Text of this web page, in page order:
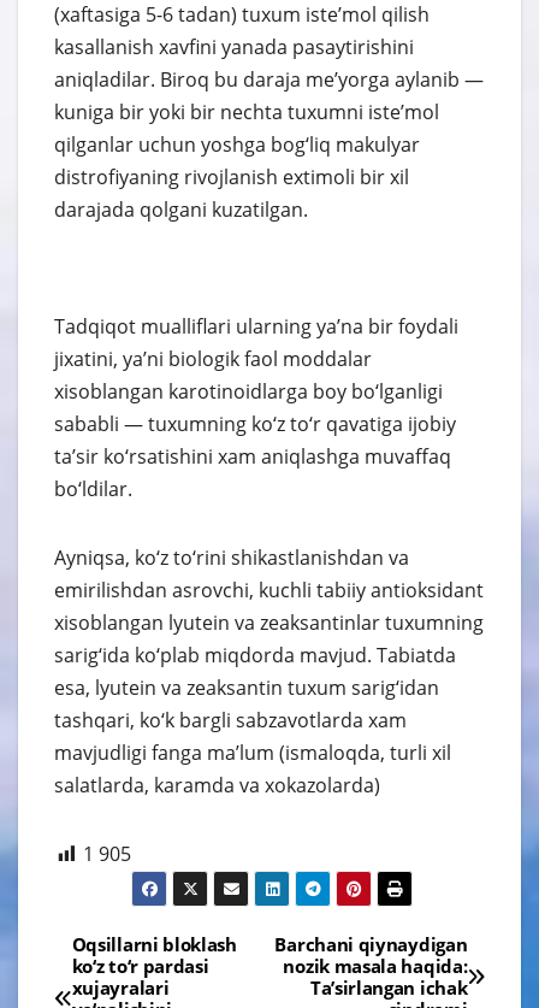
(xaftasiga 5-6 tadan) tuxum iste’mol qilish
kasallanish xavfini yanada pasaytirishini
aniqladilar. Biroq bu daraja me’yorga aylanib —
kuniga bir yoki bir nechta tuxumni iste’mol
qilganlar uchun yoshga bog‘liq makulyar
distrofiyaning rivojlanish extimoli bir xil
darajada qolgani kuzatilgan.
Tadqiqot mualliflari ularning ya’na bir foydali
jixatini, ya’ni biologik faol moddalar
xisoblangan karotinoidlarga boy bo‘lganligi
sababli — tuxumning ko‘z to‘r qavatiga ijobiy
ta’sir ko‘rsatishini xam aniqlashga muvaffaq
bo‘ldilar.
Ayniqsa, ko‘z to‘rini shikastlanishdan va
emirilishdan asrovchi, kuchli tabiiy antioksidant
xisoblangan lyutein va zeaksantinlar tuxumning
sarig‘ida ko‘plab miqdorda mavjud. Tabiatda
esa, lyutein va zeaksantin tuxum sarig‘idan
tashqari, ko‘k bargli sabzavotlarda xam
mavjudligi fanga ma’lum (ismaloqda, turli xil
salatlarda, karamda va xokazolarda)
1 905
Навигация
по
Barchani qiynaydigan
nozik masala haqida:
Ta’sirlangan ichak
Oqsillarni bloklash
ko‘z to‘r pardasi
xujayralari